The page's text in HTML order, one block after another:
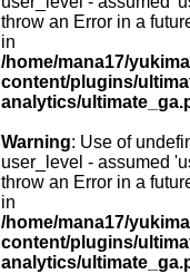
throw an Error in a
in
/home/mana17/
content/plugins/
analytics/
Warning: Use of
user_level - assumed
throw an Error in a
in
/home/mana17/
content/plugins/
analytics/